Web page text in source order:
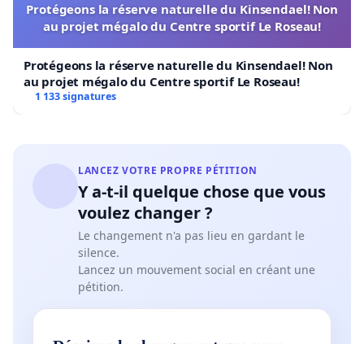
Protégeons la réserve naturelle du Kinsendael! Non
au projet mégalo du Centre sportif Le Roseau!
Protégeons la réserve naturelle du Kinsendael! Non
au projet mégalo du Centre sportif Le Roseau!
1 133 signatures
LANCEZ VOTRE PROPRE PÉTITION
Y a-t-il quelque chose que vous
voulez changer ?
Le changement n'a pas lieu en gardant le
silence.
Lancez un mouvement social en créant une
pétition.